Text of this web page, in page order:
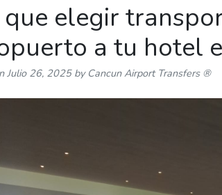
que elegir
a tu hotel
Julio 26, 2025by Cancun Airport Transfers ®